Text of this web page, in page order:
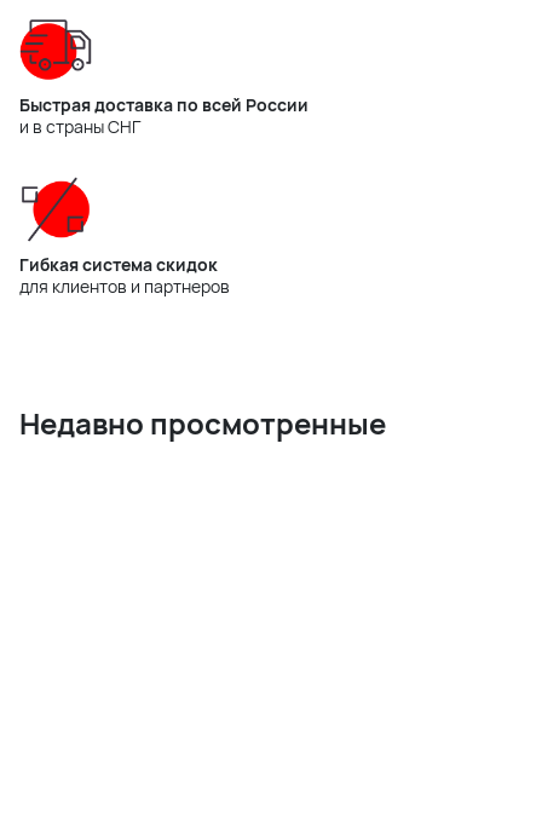
Быстрая доставка по всей России
и в страны СНГ
Гибкая система скидок
для клиентов и партнеров
Недавно просмотренные